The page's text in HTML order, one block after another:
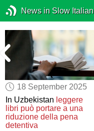
News in Slow Italian
18 September 2025
In Uzbekistan leggere
libri può portare a una
riduzione della pena
detentiva